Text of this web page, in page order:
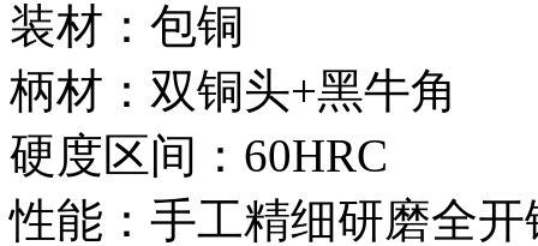
装材：包铜
柄材：双铜头+黑牛角
硬度区间：60HRC
性能：手工精细研磨全